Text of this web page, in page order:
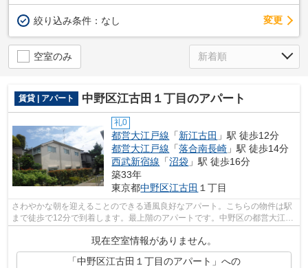
絞り込み条件： なし 変更
空室のみ
賃貸 | アパート 中野区江古田１丁目のアパート
礼0
都営大江戸線 「新江古田 」駅 徒歩12分
都営大江戸線 「落合南長崎 」駅 徒歩14分
西武新宿線 「沼袋 」駅 徒歩16分
築33年
東京都中野区江古田 １丁目
さわやかな朝を迎えることのできる通風良好なアパート。こちらの物件は駅
まで徒歩で12分で到着します。最上階のアパートです。中野区の都営大江戸
現在空室情報がありません。
「中野区江古田１丁目のアパート」への